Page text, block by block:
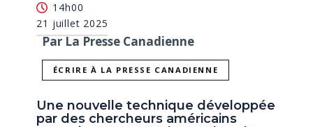
14h00
21 juillet 2025
Par La Presse Canadienne
ÉCRIRE À LA PRESSE CANADIENNE
Une nouvelle technique développée
par des chercheurs américains